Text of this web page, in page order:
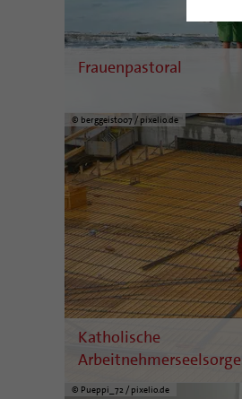
Frauenpastoral
© berggeist007 / pixelio.de
Katholische
Arbeitnehmerseelsorge
© Pueppi_72 / pixelio.de